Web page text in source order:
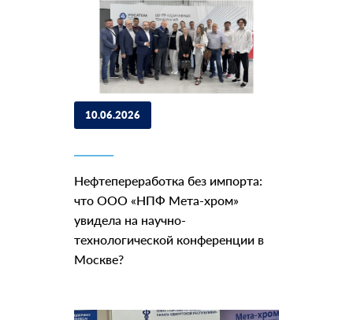
10.06.2026
Нефтепереработка без импорта:
что ООО «НПФ Мета-хром»
увидела на научно-
технологической конференции в
Москве?